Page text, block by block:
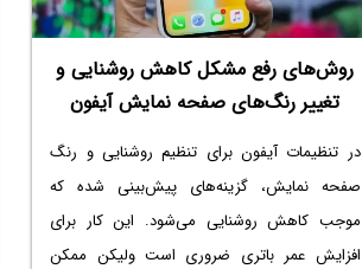
روش‌های رفع مشکل کاهش روشنایی و
تغییر رنگ‌های صفحه نمایش آیفون
در تنظیمات آیفون برای تنظیم روشنایی و رنگ
صفحه نمایش، گزینه‌های پیش‌بینی شده که
موجب کاهش روشنایی می‌شود. این کار برای
افزایش عمر باتری ضروری است ولیکن ممکن